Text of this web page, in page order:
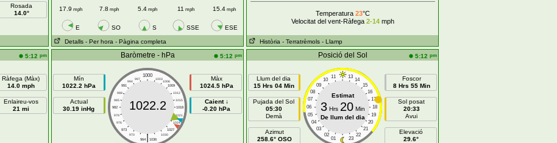
Rosada
14.0°
17.9 mph 7.8 mph 5.4mph 11 mph 15.4mph
E SO S SSE ESE
Detalls - Per hora - Pàgina completa
Temperatura 23°C
Velocitat del vent-Ràfega 2-14mph
Història - Terratrèmols - Llamp
5:12 pm
Ràfega (Màx)
14.0 mph
Enlaireu-vos
21 mi
Baròmetre - hPa 5:12 pm
Mín
1022.2 hPa
Actual
30.19 inHg
1000
997 1003
994
1006
991
1009
988
1012
985
1015
982
1018
979
1021
976
1024
973
1027
970
1030
|
964 1036
1022.2
Màx
1024.5 hPa
Caient ↓
-0.20 hPa
Posició del Sol 5:12 pm
Llum del dia
15 Hrs 04 Min
Pujada del Sol
05:30
Demà
Azimut
258.6° OSO
11 13
10
14
09
15
08
16
07
17
06
18
05
19
04
20
03
21
02
22
01 23
Estimat
3Hrs 20Min
De llum del dia
Foscor
8 Hrs 55 Min
Sol posat
20:33
Avui
Elevació
29.6°